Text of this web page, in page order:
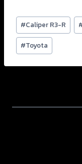
#Caliper R3-R
#Toyota